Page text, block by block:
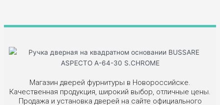
Магазин дверей фурнитуры в Новороссийске.
Качественная продукция, широкий выбор, отличные цены.
Продажа и установка дверей на сайте официального